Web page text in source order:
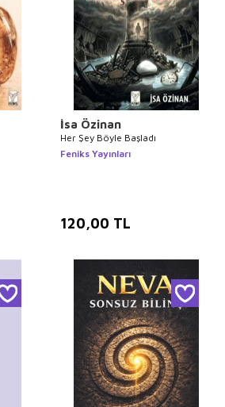
İsa Özinan
Her Şey Böyle Başladı
Feniks Yayınları
120,00 TL